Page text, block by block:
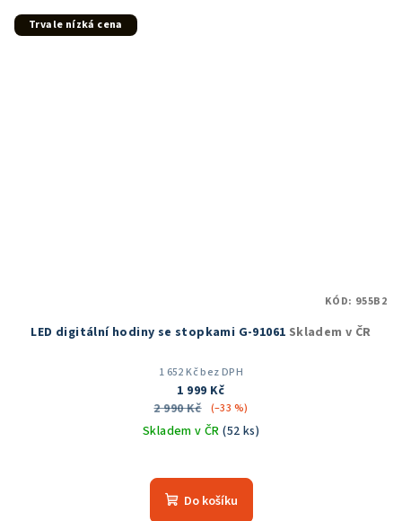
Trvale nízká cena
LED digitální hodiny se stopkami G-91061 Skladem v ČR
1 652 Kč bez DPH
1 999 Kč
2 990 Kč
(–33 %)
Skladem v ČR(52 ks)
hodnocení
produktu
Do košíku
KÓD: 955B2